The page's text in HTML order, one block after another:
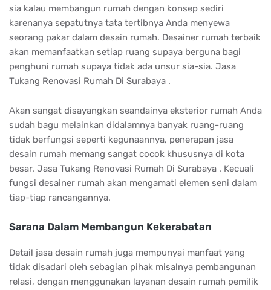
sia kalau membangun rumah dengan konsep sediri
karenanya sepatutnya tata tertibnya Anda menyewa
seorang pakar dalam desain rumah. Desainer rumah terbaik
akan memanfaatkan setiap ruang supaya berguna bagi
penghuni rumah supaya tidak ada unsur sia-sia. Jasa
Tukang Renovasi Rumah Di Surabaya .
Akan sangat disayangkan seandainya eksterior rumah Anda
sudah bagu melainkan didalamnya banyak ruang-ruang
tidak berfungsi seperti kegunaannya, penerapan jasa
desain rumah memang sangat cocok khususnya di kota
besar. Jasa Tukang Renovasi Rumah Di Surabaya . Kecuali
fungsi desainer rumah akan mengamati elemen seni dalam
tiap-tiap rancangannya.
Sarana Dalam Membangun Kekerabatan
Detail jasa desain rumah juga mempunyai manfaat yang
tidak disadari oleh sebagian pihak misalnya pembangunan
relasi, dengan menggunakan layanan desain rumah pemilik